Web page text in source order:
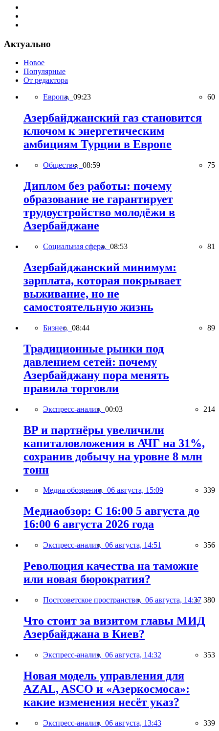
Актуально
Новое
Популярные
От редактора
Европа, 09:23 60
Азербайджанский газ становится
ключом к энергетическим
амбициям Турции в Европе
Общество, 08:59 75
Диплом без работы: почему
образование не гарантирует
трудоустройство молодёжи в
Азербайджане
Социальная сфера, 08:53 81
Азербайджанский минимум:
зарплата, которая покрывает
выживание, но не
самостоятельную жизнь
Бизнес, 08:44 89
Традиционные рынки под
давлением сетей: почему
Азербайджану пора менять
правила торговли
Экспресс-анализ, 00:03 214
BP и партнёры увеличили
капиталовложения в АЧГ на 31%,
сохранив добычу на уровне 8 млн
тонн
Медиа обозрение, 06 августа, 15:09 339
Медиаобзор: С 16:00 5 августа до
16:00 6 августа 2026 года
Экспресс-анализ, 06 августа, 14:51 356
Революция качества на таможне
или новая бюрократия?
Постсоветское пространство, 06 августа, 14:37 380
Что стоит за визитом главы МИД
Азербайджана в Киев?
Экспресс-анализ, 06 августа, 14:32 353
Новая модель управления для
AZAL, ASCO и «Азеркосмоса»:
какие изменения несёт указ?
Экспресс-анализ, 06 августа, 13:43 339